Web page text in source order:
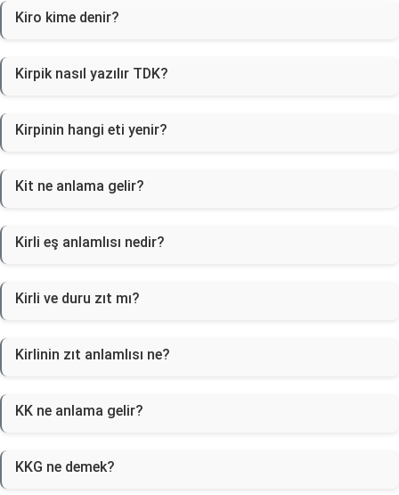
Kiro kime denir?
Kirpik nasıl yazılır TDK?
Kirpinin hangi eti yenir?
Kit ne anlama gelir?
Kirli eş anlamlısı nedir?
Kirli ve duru zıt mı?
Kirlinin zıt anlamlısı ne?
KK ne anlama gelir?
KKG ne demek?